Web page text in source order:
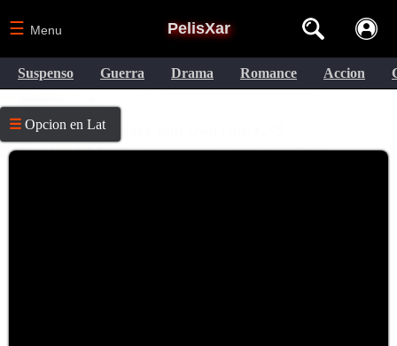
PelisXar
☰ Menu
Suspenso Guerra Drama Romance Accion
☰ Opcion en Lat